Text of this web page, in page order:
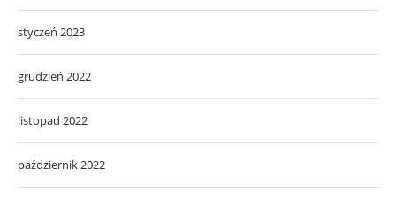
styczeń 2023
grudzień 2022
listopad 2022
październik 2022